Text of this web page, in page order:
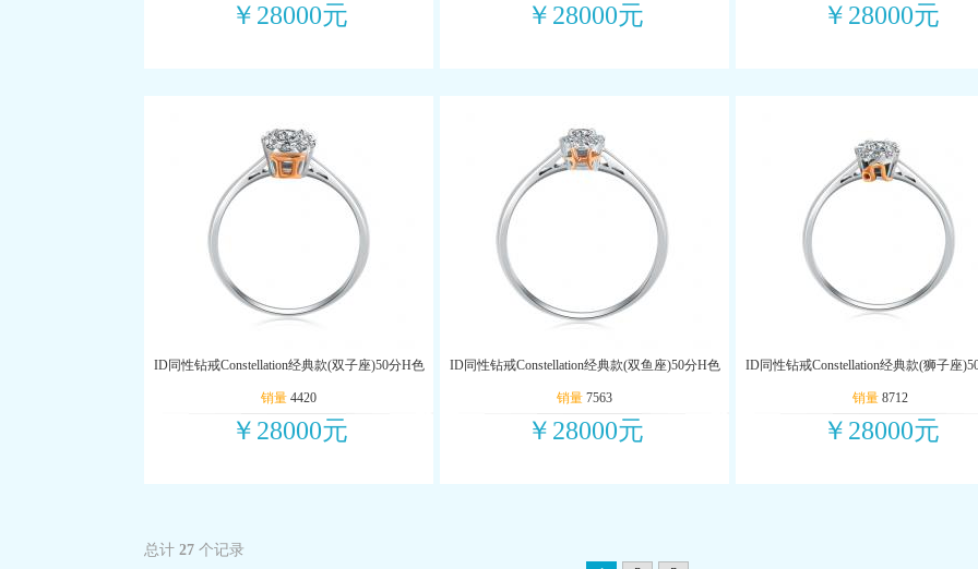
￥28000元 ￥28000元 ￥28000元
ID同性钻戒Constellation经典款(双子座)50分H色
销量 4420
￥28000元
ID同性钻戒Constellation经典款(双鱼座)50分H色
销量 7563
￥28000元
ID同性钻戒Constellation经典款(狮子座
销量 8712
￥28000元
总计 27 个记录